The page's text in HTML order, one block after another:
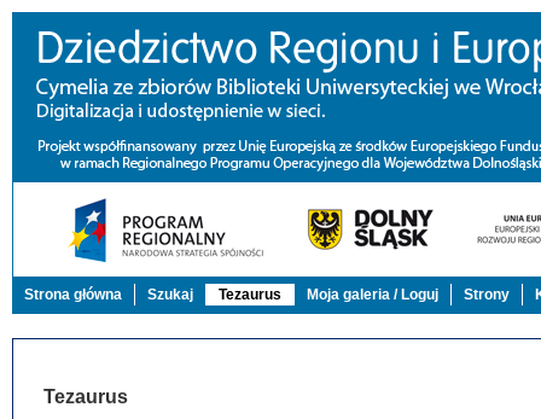
Strona główna Szukaj Tezaurus Moja galeria / Loguj Strony
Tezaurus